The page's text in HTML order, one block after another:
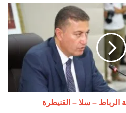
الرباط – سلا – القنيطرة